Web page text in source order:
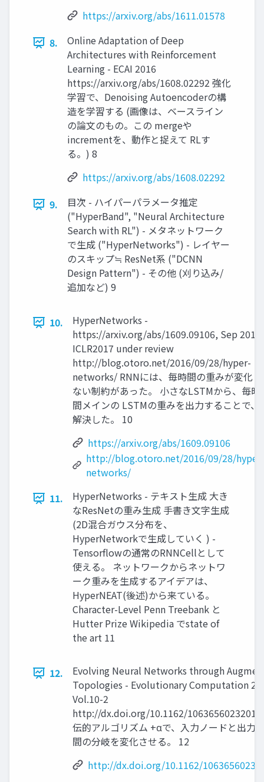
https://arxiv.org/abs/1611.01578
8.
Online Adaptation of Deep
Architectures with Reinforcement
Learning - ECAI 2016
https://arxiv.org/abs/1608.02292 強化
学習で、Denoising Autoencoderの構
造を学習する (画像は、ベースライン
の論文のもの。この mergeや
incrementを、動作と捉えて RLす
る。) 8
https://arxiv.org/abs/1608.02292
9.
目次 - ハイパーパラメータ推定
("HyperBand", "Neural Architecture
Search with RL") - メタネットワーク
で生成 ("HyperNetworks") - レイヤー
のスキップ≒ ResNet系 ("DCNN
Design Pattern") - その他 (刈り込み/
追加など) 9
10.
HyperNetworks -
https://arxiv.org/abs/1609.09106, Sep 2016,
ICLR2017 under review
http://blog.otoro.net/2016/09/28/hyper-
networks/ RNNには、毎時間の重みが変化し
ない制約があった。 小さなLSTMから、毎時
間メインの LSTMの重みを出力することで、
解決した。 10
https://arxiv.org/abs/1609.09106
http://blog.otoro.net/2016/09/28/hyper-
networks/
11.
HyperNetworks - テキスト生成 大き
なResNetの重み生成 手書き文字生成
(2D混合ガウス分布を、
HyperNetworkで生成していく ) -
Tensorflowの通常のRNNCellとして
使える。 ネットワークからネットワ
ーク重みを生成するアイデアは、
HyperNEAT(後述)から来ている。
Character-Level Penn Treebank と
Hutter Prize Wikipedia でstate of
the art 11
12.
Evolving Neural Networks through
Topologies - Evolutionary Computation
Vol.10-2
http://dx.doi.org/10.1162/
伝的アルゴリズム +αで、入力ノードと出力
間の分岐を変化させる。 12
http://dx.doi.org/10.1162/